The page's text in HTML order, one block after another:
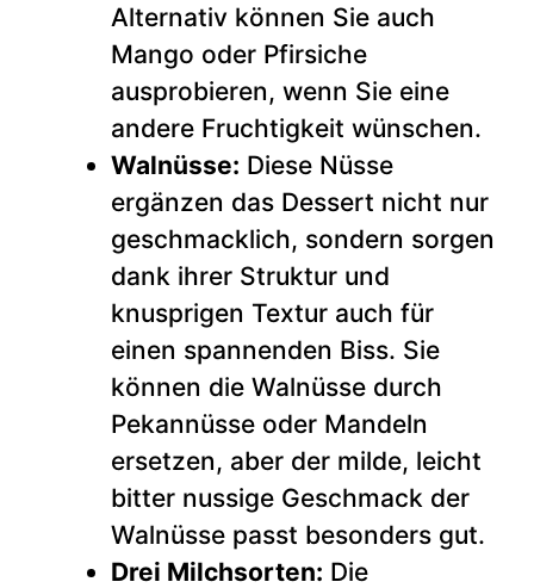
Alternativ können Sie auch
Mango oder Pfirsiche
ausprobieren, wenn Sie eine
andere Fruchtigkeit wünschen.
Walnüsse: Diese Nüsse
ergänzen das Dessert nicht nur
geschmacklich, sondern sorgen
dank ihrer Struktur und
knusprigen Textur auch für
einen spannenden Biss. Sie
können die Walnüsse durch
Pekannüsse oder Mandeln
ersetzen, aber der milde, leicht
bitter nussige Geschmack der
Walnüsse passt besonders gut.
Drei Milchsorten: Die